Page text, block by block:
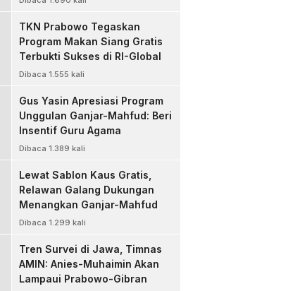
TKN Prabowo Tegaskan
Program Makan Siang Gratis
Terbukti Sukses di RI-Global
Dibaca 1.555 kali
Gus Yasin Apresiasi Program
Unggulan Ganjar-Mahfud: Beri
Insentif Guru Agama
Dibaca 1.389 kali
Lewat Sablon Kaus Gratis,
Relawan Galang Dukungan
Menangkan Ganjar-Mahfud
Dibaca 1.299 kali
Tren Survei di Jawa, Timnas
AMIN: Anies-Muhaimin Akan
Lampaui Prabowo-Gibran